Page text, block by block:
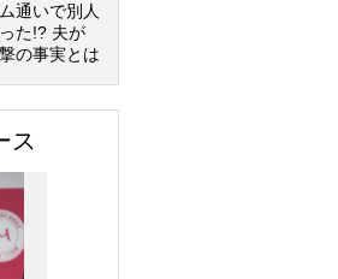
通いで別人
た!? 夫が
の事実とは
ス